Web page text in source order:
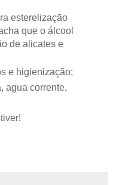
esterelização
que o álcool
de alicates e
e higienização;
agua corrente,